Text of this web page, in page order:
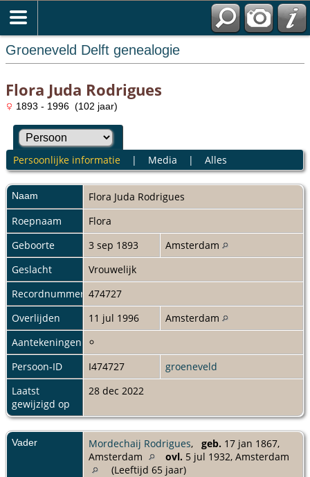
Groeneveld Delft genealogie
Flora Juda Rodrigues
1893 - 1996 (102 jaar)
Persoonlijke informatie| Media | Alles
Naam Flora Juda Rodrigues
Roepnaam
Flora
Geboorte
3 sep 1893
Amsterdam
Geslacht
Vrouwelijk
Recordnummer 474727
Overlijden
11 jul 1996
Amsterdam
Aantekeningen
Persoon-ID
I474727
groeneveld
Laatst
gewijzigd op
28 dec 2022
Vader Mordechaij Rodrigues, geb. 17 jan 1867,
Amsterdam
ovl. 5 jul 1932, Amsterdam
(Leeftijd 65 jaar)